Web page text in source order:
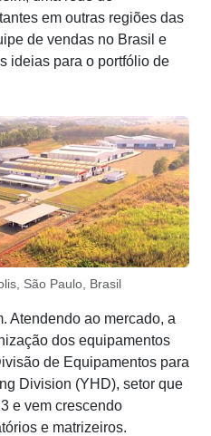
em outras regiões das
de vendas no Brasil e
ideias para o portfólio de
São Paulo, Brasil
Atendendo ao mercado, a
dos equipamentos
de Equipamentos para
Division (YHD), setor que
e vem crescendo
e matrizeiros.